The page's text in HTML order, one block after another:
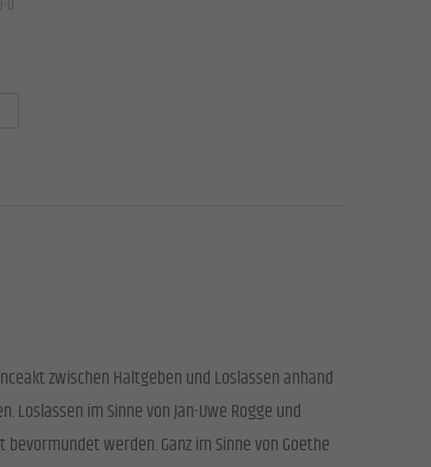
0
zwischen Haltgeben und Loslassen anhand
im Sinne von Jan-Uwe Rogge und
werden. Ganz im Sinne von Goethe